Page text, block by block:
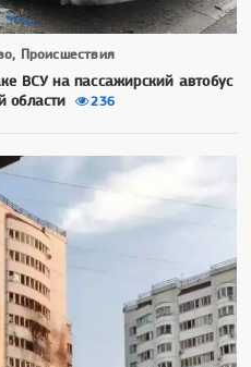
Происшествия
ВСУ на пассажирский автобус
области
236